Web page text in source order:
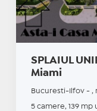
SPLAIUL
Miami
Bucuresti-Ilfov - ,
5 camere, 139 mp